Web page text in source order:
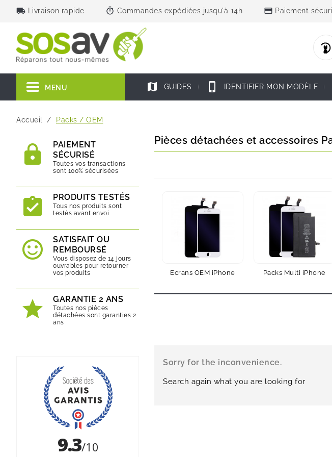
local_shipping Livraison rapide timer Commandes expédiées jusqu'à 14h credit_card Paiement
MENU map GUIDES phone_iphone IDENTIFIER MON MODÈLE
Accueil Packs / OEM
PAIEMENT
SÉCURISÉ
Toutes vos transactions
sont 100% sécurisées
PRODUITS TESTÉS
Tous nos produits sont
testés avant envoi
SATISFAIT OU
REMBOURSÉ
Vous disposez de 14 jours
ouvrables pour retourner
vos produits
GARANTIE 2 ANS
Toutes nos pièces
détachées sont garanties 2
ans
Pièces détachées et accessoires
Ecrans OEM iPhone Packs Multi iPhone
Sorry for the inconvenience.
Search again what you are looking for